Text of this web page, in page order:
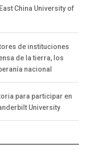
China University of
de instituciones
de la tierra, los
nacional
para participar en
University